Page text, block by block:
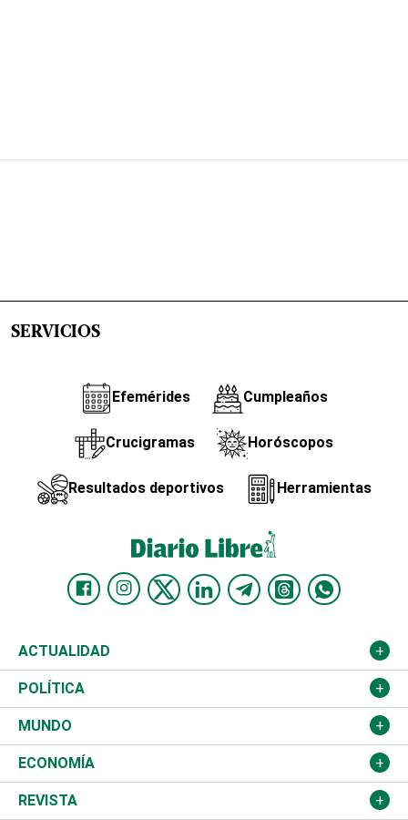
SERVICIOS
Efemérides Cumpleaños
Crucigramas Horóscopos
Resultados deportivos Herramientas
ACTUALIDAD
Nacional
Ciudad
Educación
Salud
POLÍTICA
Partidos
JCE
TSE
MUNDO
Estados Unidos
América Latina
ECONOMÍA
Finanzas
REVISTA